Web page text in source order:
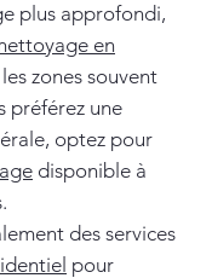
plus approfondi,
en
zones souvent
préférez une
optez pour
disponible à
des services
pour